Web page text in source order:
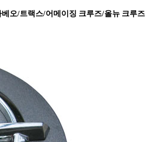
오/트랙스/어메이징 크루즈/올뉴 크루즈